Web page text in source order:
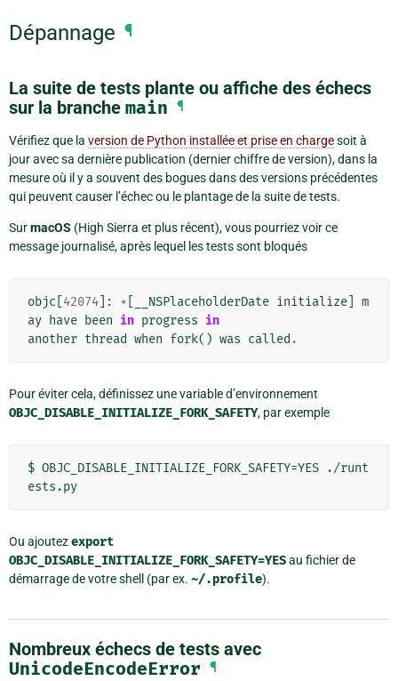
Dépannage ¶
La suite de tests plante ou affiche des échecs
sur la branche main ¶
Vérifiez que la version de Python installée et prise en chargesoit à
jour avec sa dernière publication (dernier chiffre de version), dans la
mesure où il y a souvent des bogues dans des versions précédentes
qui peuvent causer l’échec ou le plantage de la suite de tests.
SurmacOS (High Sierra et plus récent), vous pourriez voir ce
message journalisé, après lequel les tests sont bloqués
objc 42074 ]: + __NSPlaceholderDate initialize
m
ay have been in progress in
another thread when fork() was called .
Pour éviter cela, définissez une variable d’environnement
OBJC_DISABLE_INITIALIZE_FORK_SAFETY, par exemple
$ OBJC_DISABLE_INITIALIZE_FORK_SAFETY=YES ./runt
Ou ajoutezexport
OBJC_DISABLE_INITIALIZE_FORK_SAFETY=YESau fichier de
démarrage de votre shell (par ex. ~/.profile).
Nombreux échecs de tests avec
UnicodeEncodeError ¶